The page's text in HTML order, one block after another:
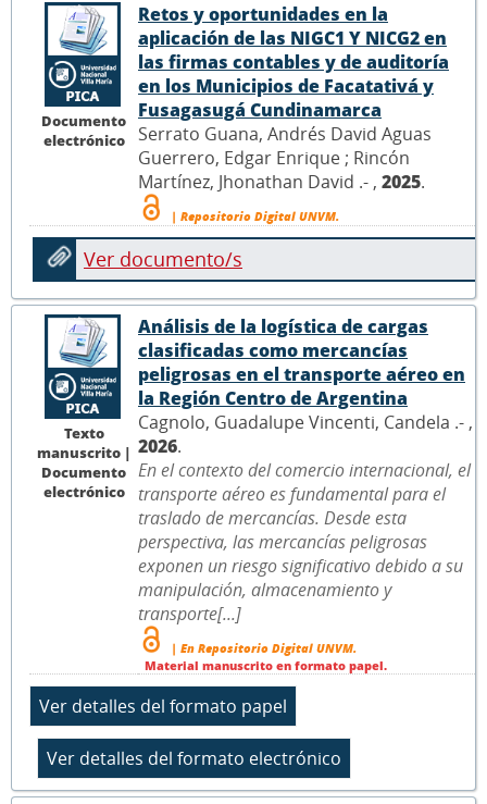
Documento
electrónico
Retos y oportunidades en la
aplicación de las NIGC1 Y NICG2 en
las firmas contables y de auditoría
en los Municipios de Facatativá y
Fusagasugá Cundinamarca
Serrato Guana, Andrés David Aguas
Guerrero, Edgar Enrique ; Rincón
Martínez, Jhonathan David .- , 2025.
| Repositorio Digital UNVM.
Ver documento/s
Texto
manuscrito |
Documento
electrónico
Análisis de la logística de cargas
clasificadas como mercancías
peligrosas en el transporte aéreo en
la Región Centro de Argentina
Cagnolo, Guadalupe Vincenti, Candela .- ,
2026.
En el contexto del comercio internacional, el
transporte aéreo es fundamental para el
traslado de mercancías. Desde esta
perspectiva, las mercancías peligrosas
exponen un riesgo significativo debido a su
manipulación, almacenamiento y
transporte[...]
| En Repositorio Digital UNVM.
Material manuscrito en formato papel.